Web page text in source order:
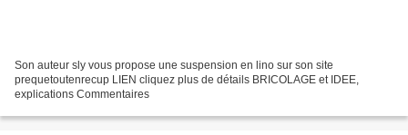
Son auteur sly vous propose une suspension en lino sur son site
prequetoutenrecup LIEN cliquez plus de détails BRICOLAGE et IDEE,
explications Commentaires